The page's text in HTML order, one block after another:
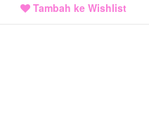
Tambah ke Wishlist